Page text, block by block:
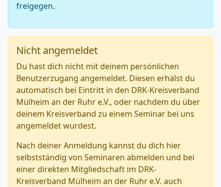
freigegen.
Nicht angemeldet
Du hast dich nicht mit deinem persönlichen
Benutzerzugang angemeldet. Diesen erhälst du
automatisch bei Eintritt in den DRK-Kreisverband
Mülheim an der Ruhr e.V., oder nachdem du über
deinem Kreisverband zu einem Seminar bei uns
angemeldet wurdest.
Nach deiner Anmeldung kannst du dich hier
selbstständig von Seminaren abmelden und bei
einer direkten Mitgliedschaft im DRK-
Kreisverband Mülheim an der Ruhr e.V. auch